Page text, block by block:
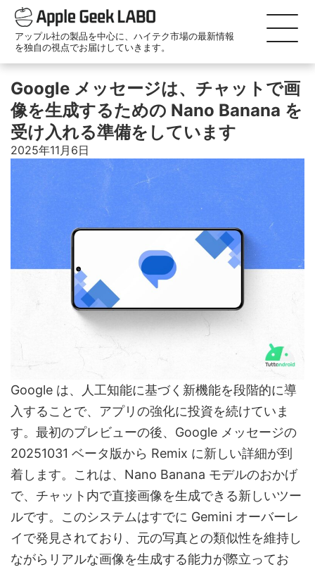
アップル社の製品を中心に、ハイテク市場の最新情報
を独自の視点でお届けしていきます。
Google メッセージは、チャットで画
像を生成するための Nano Banana を
受け入れる準備をしています
2025年11月6日
Google は、人工知能に基づく新機能を段階的に導
入することで、アプリの強化に投資を続けていま
す。最初のプレビューの後、Google メッセージの
20251031 ベータ版から Remix に新しい詳細が到
着します。これは、Nano Banana モデルのおかげ
で、チャット内で直接画像を生成できる新しいツー
ルです。このシステムはすでに Gemini オーバーレ
イで発見されており、元の写真との類似性を維持し
ながらリアルな画像を生成する能力が際立ってお